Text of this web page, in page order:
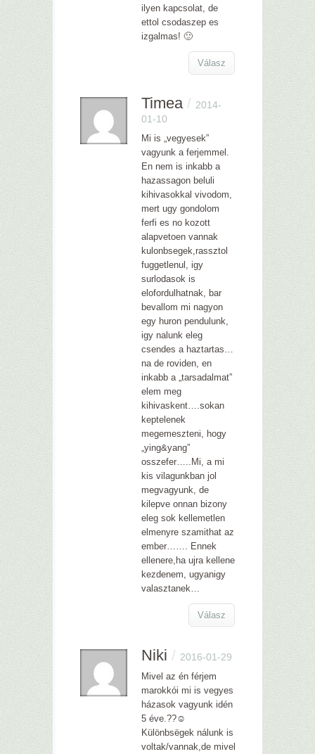
ilyen kapcsolat, de
ettol csodaszep es
izgalmas! 🙂
Válasz
Timea / 2014-
01-10
Mi is „vegyesek”
vagyunk a ferjemmel.
En nem is inkabb a
hazassagon beluli
kihivasokkal vivodom,
mert ugy gondolom
ferfi es no kozott
alapvetoen vannak
kulonbsegek,rassztol
fuggetlenul, igy
surlodasok is
elofordulhatnak, bar
bevallom mi nagyon
egy huron pendulunk,
igy nalunk eleg
csendes a haztartas…
na de roviden, en
inkabb a „tarsadalmat”
elem meg
kihivaskent….sokan
keptelenek
megemeszteni, hogy
„ying&yang”
osszefer…..Mi, a mi
kis vilagunkban jol
megvagyunk, de
kilepve onnan bizony
eleg sok kellemetlen
elmenyre szamithat az
ember……. Ennek
ellenere,ha ujra kellene
kezdenem, ugyanigy
valasztanek…
Válasz
Niki / 2016-01-29
Mivel az én férjem
marokkói mi is vegyes
házasok vagyunk idén
5 éve.??☺
Különbsëgek nálunk is
voltak/vannak,de mivel